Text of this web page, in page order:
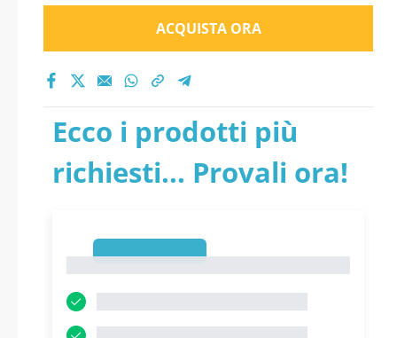
ACQUISTA ORA
Ecco i prodotti più
richiesti... Provali ora!